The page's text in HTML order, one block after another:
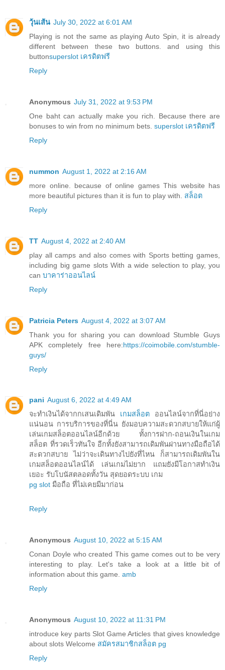
วุ้นเส้น July 30, 2022 at 6:01 AM
Playing is not the same as playing Auto Spin, it is already
different between these two buttons. and using this
buttonsuperslot เครดิตฟรี
Reply
Anonymous July 31, 2022 at 9:53 PM
One baht can actually make you rich. Because there are
bonuses to win from no minimum bets. superslot เครดิตฟรี
Reply
nummon August 1, 2022 at 2:16 AM
more online. because of online games This website has
more beautiful pictures than it is fun to play with. สล็อต
Reply
TT August 4, 2022 at 2:40 AM
play all camps and also comes with Sports betting games,
including big game slots With a wide selection to play, you
can บาคาร่าออนไลน์
Reply
Patricia Peters August 4, 2022 at 3:07 AM
Thank you for sharing you can download Stumble Guys
APK completely free here:https://coimobile.com/stumble-
guys/
Reply
pani August 6, 2022 at 4:49 AM
จะทำเงินได้จากกเสนเดิมพัน เกมสล็อต ออนไลน์จากที่นี่อย่าง
แน่นอน การบริการของที่นี่น ยังมอบความสะดวกสบายให้แก่ผู้
เล่นเกมสล็อตออนไลน์อีกด้วย ทั้งการฝาก-ถอนเงินในเกม
สล็อต ที่รวดเร็วทันใจ อีกทั้งยังสามารถเดิมพันผ่านทางมือถือได้
สะดวกสบาย ไม่ว่าจะเดินทางไปยังที่ไหน ก็สามารถเดิมพันใน
เกมสล็อตออนไลน์ได้ เล่นเกมไม่ยาก แถมยังมีโอกาสทำเงิน
เยอะ รับโบนัสตลอดทั้งวัน สุดยอดระบบ เกม
pg slot มือถือ ที่ไม่เคยมีมาก่อน
Reply
Anonymous August 10, 2022 at 5:15 AM
Conan Doyle who created This game comes out to be very
interesting to play. Let's take a look at a little bit of
information about this game. amb
Reply
Anonymous August 10, 2022 at 11:31 PM
introduce key parts Slot Game Articles that gives knowledge
about slots Welcome สมัครสมาชิกสล็อต pg
Reply